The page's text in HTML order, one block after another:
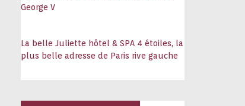
George V
La belle Juliette hôtel & SPA 4 étoiles, la
plus belle adresse de Paris rive gauche